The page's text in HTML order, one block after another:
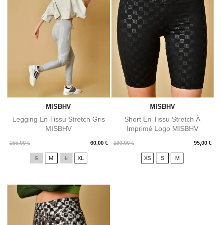
MISBHV
Legging En Tissu Stretch Gris
MISBHV
155,00 € 60,00 €
Prix
S M L XL
MISBHV
Short En Tissu Stretch À
Imprimé Logo MISBHV
190,00 € 95,00 €
Prix
XS S M